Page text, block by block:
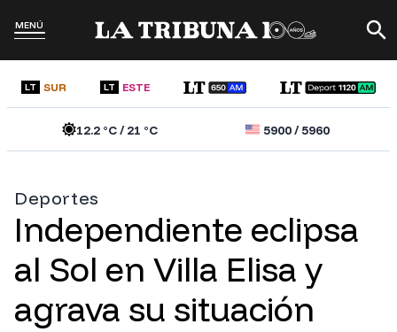
MENÚ
LT SUR LT ESTE
12.2 °C /21 °C 5900/5960
Deportes
Independiente eclipsa
al Sol en Villa Elisa y
agrava su situación